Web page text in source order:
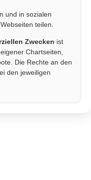
und in sozialen
teilen.
Zwecken ist
Chartseiten,
Die Rechte an den
den jeweiligen